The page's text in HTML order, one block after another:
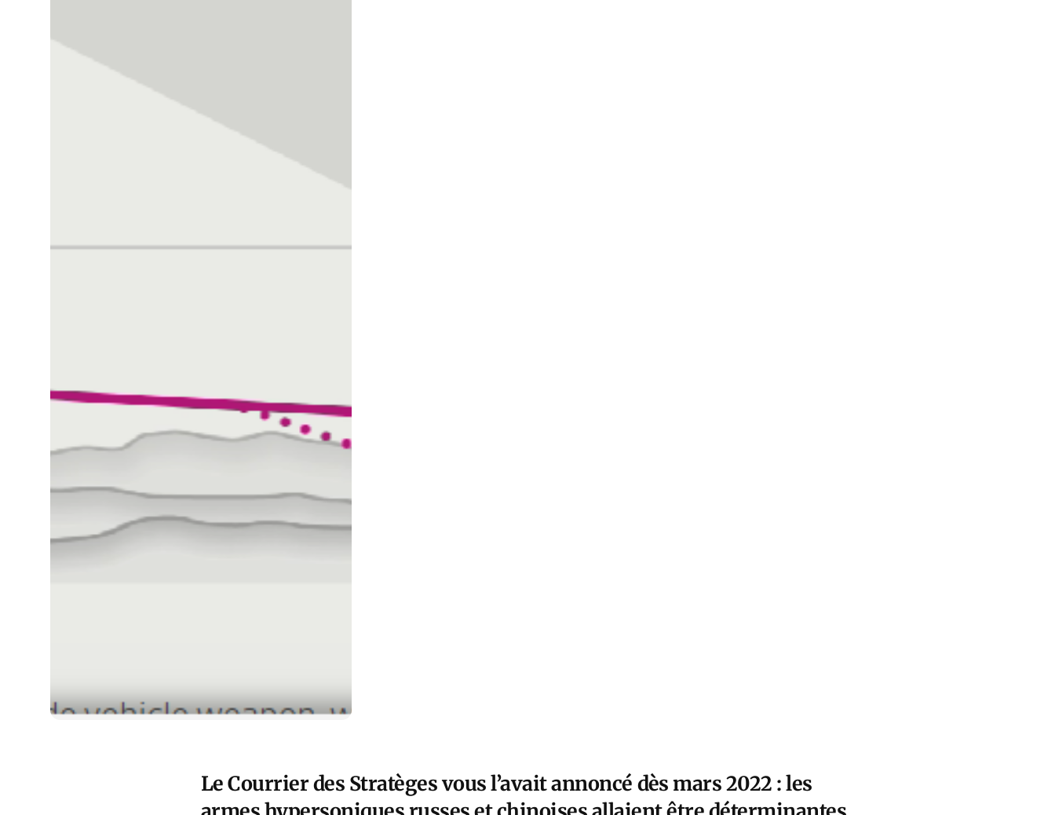
Le Courrier des Stratèges vous l’avait annoncé dès mars 2022 : les